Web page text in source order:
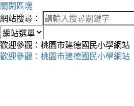
關閉區塊
網站搜尋：
歡迎參觀：桃園市建德國民小學網站
歡迎參觀：桃園市建德國民小學網站